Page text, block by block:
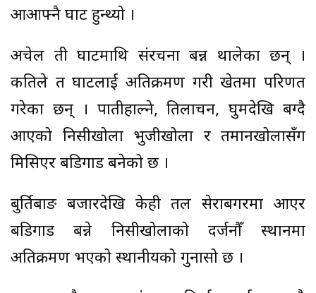
आआफ्नै घाट हुन्थ्यो ।
अचेल ती घाटमाथि संरचना बन्न थालेका छन् ।
कतिले त घाटलाई अतिक्रमण गरी खेतमा परिणत
गरेका छन् । पातीहाल्ने, तिलाचन, घुमदेखि बग्दै
आएको निसीखोला भुजीखोला र तमानखोलासँग
मिसिएर बडिगाड बनेको छ ।
बुर्तिबाङ बजारदेखि केही तल सेराबगरमा आएर
बडिगाड बन्ने निसीखोलाको दर्जनौँ स्थानमा
अतिक्रमण भएको स्थानीयको गुनासो छ ।